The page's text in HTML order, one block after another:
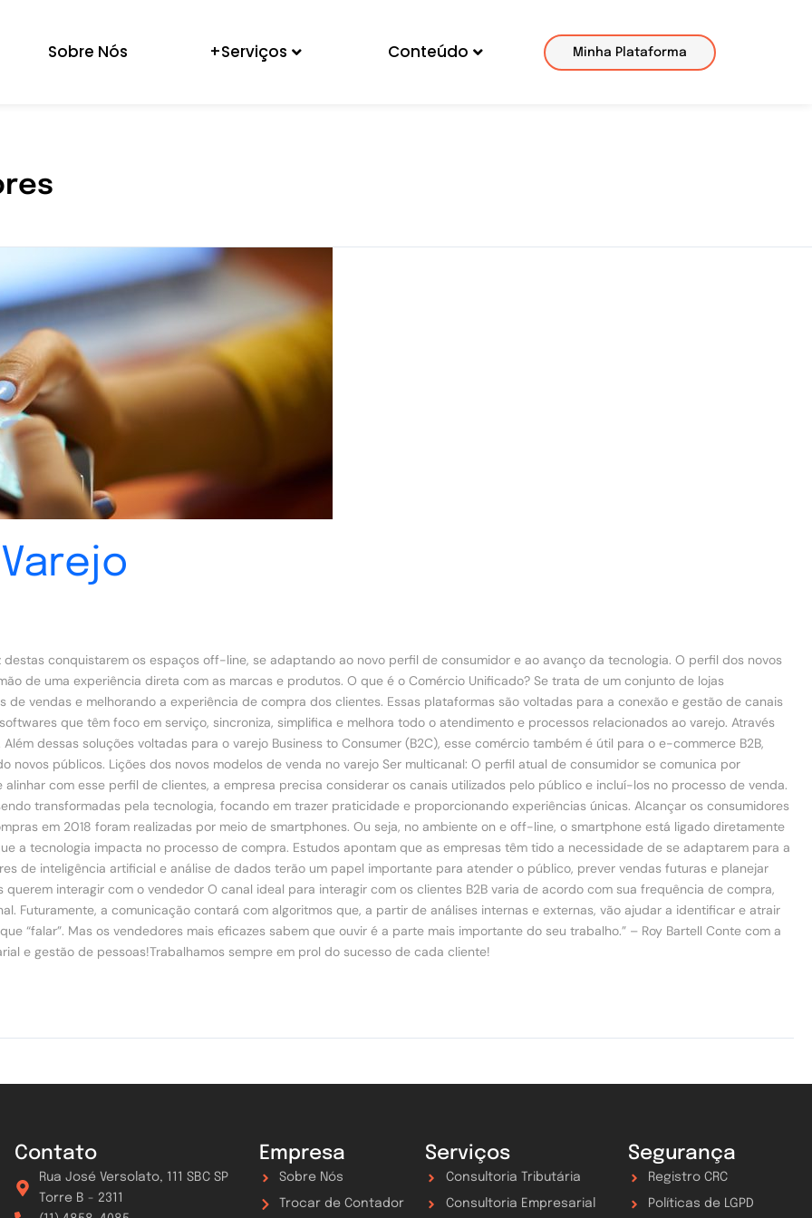
Sobre Nós +Serviços Conteúdo Minha Plataforma
conquistarem os espaços off-line, se adaptando ao novo perfil de consumidor e ao avanço da tecnologia. O perfil dos novos
de uma experiência direta com as marcas e produtos. O que é o Comércio Unificado? Se trata de um conjunto de lojas
vendas e melhorando a experiência de compra dos clientes. Essas plataformas são voltadas para a conexão e gestão de canais
que têm foco em serviço, sincroniza, simplifica e melhora todo o atendimento e processos relacionados ao varejo. Através
dessas soluções voltadas para o varejo Business to Consumer (B2C), esse comércio também é útil para o e-commerce B2B,
públicos. Lições dos novos modelos de venda no varejo Ser multicanal: O perfil atual de consumidor se comunica por
com esse perfil de clientes, a empresa precisa considerar os canais utilizados pelo público e incluí-los no processo de venda.
transformadas pela tecnologia, focando em trazer praticidade e proporcionando experiências únicas. Alcançar os consumidores
em 2018 foram realizadas por meio de smartphones. Ou seja, no ambiente on e off-line, o smartphone está ligado diretamente
a tecnologia impacta no processo de compra. Estudos apontam que as empresas têm tido a necessidade de se adaptarem para a
de inteligência artificial e análise de dados terão um papel importante para atender o público, prever vendas futuras e planejar
interagir com o vendedor O canal ideal para interagir com os clientes B2B varia de acordo com sua frequência de compra,
Futuramente, a comunicação contará com algoritmos que, a partir de análises internas e externas, vão ajudar a identificar e atrair
“falar”. Mas os vendedores mais eficazes sabem que ouvir é a parte mais importante do seu trabalho.” – Roy Bartell Conte com a
e gestão de pessoas!Trabalhamos sempre em prol do sucesso de cada cliente!
Contato
Rua José Versolato, 111 SBC SP
Torre B - 2311
Empresa
Sobre Nós
Trocar de Contador
Serviços
Consultoria Tributária
Consultoria Empresarial
Segurança
Registro CRC
Políticas de LGPD